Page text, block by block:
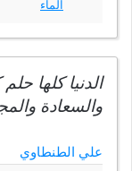
الماء
الدنيا كلها
والسعادة
علي الطنطاوي